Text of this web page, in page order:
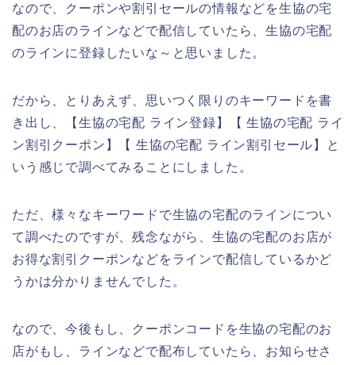
なので、クーポンや割引セールの情報などを生協の宅
配のお店のラインなどで配信していたら、生協の宅配
のラインに登録したいな～と思いました。
だから、とりあえず、思いつく限りのキーワードを書
き出し、【生協の宅配 ライン登録】【 生協の宅配 ライ
ン割引クーポン】【 生協の宅配 ライン割引セール】と
いう感じで調べてみることにしました。
ただ、様々なキーワードで生協の宅配のラインについ
て調べたのですが、残念ながら、生協の宅配のお店が
お得な割引クーポンなどをラインで配信しているかど
うかは分かりませんでした。
なので、今後もし、クーポンコードを生協の宅配のお
店がもし、ラインなどで配布していたら、お知らせさ